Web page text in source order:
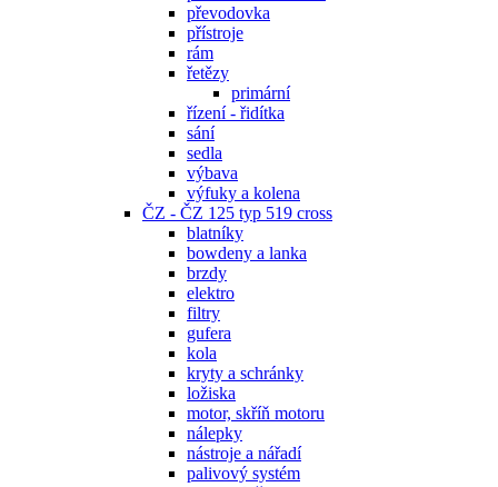
převodovka
přístroje
rám
řetězy
primární
řízení - řidítka
sání
sedla
výbava
výfuky a kolena
ČZ - ČZ 125 typ 519 cross
blatníky
bowdeny a lanka
brzdy
elektro
filtry
gufera
kola
kryty a schránky
ložiska
motor, skříň motoru
nálepky
nástroje a nářadí
palivový systém